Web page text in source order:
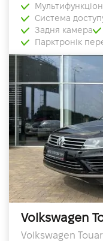
Система
Задня камера
Парктронік
Volkswagen
Volkswagen